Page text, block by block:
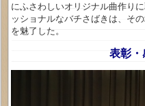
にふさわしいオリジナル曲作り
ッショナルなバチさばきは、そ
を魅了した。
表彰・